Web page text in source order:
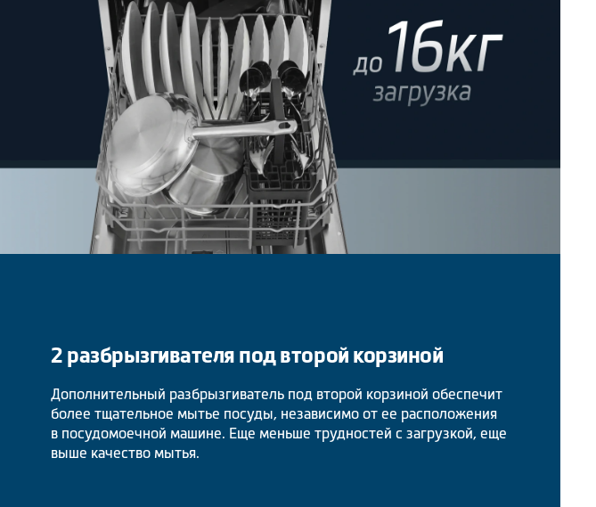
2 разбрызгивателя под второй корзиной
Дополнительный разбрызгиватель под второй корзиной обеспечит
более тщательное мытье посуды, независимо от ее расположения
в посудомоечной машине. Еще меньше трудностей с загрузкой, еще
выше качество мытья.